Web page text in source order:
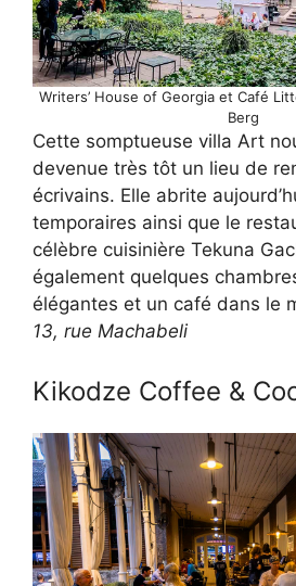
Writers’ House of Georgia et Café
Berg
Cette somptueuse villa Art
devenue très tôt un lieu de
écrivains. Elle abrite
temporaires ainsi que le
célèbre cuisinière Tekuna
également quelques
élégantes et un café dans le
13, rue Machabeli
Kikodze Coffee &